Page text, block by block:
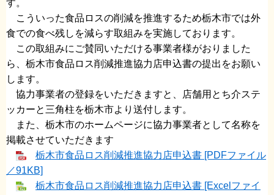
す。
こういった食品ロスの削減を推進するため栃木市では外
食での食べ残しを減らす取組みを実施しております。
この取組みにご賛同いただける事業者様がおりました
ら、栃木市食品ロス削減推進協力店申込書の提出をお願い
します。
協力事業者の登録をいただきますと、店舗用とち介ステ
ッカーと三角柱を栃木市より送付します。
また、栃木市のホームページに協力事業者として名称を
掲載させていただきます
栃木市食品ロス削減推進協力店申込書 [PDFファイル
／91KB]
栃木市食品ロス削減推進協力店申込書 [Excelファイ